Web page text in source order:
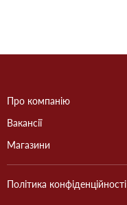
Про компанію
Вакансії
Магазини
Політика конфіденційності